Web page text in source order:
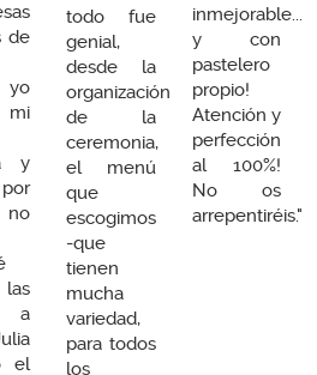
de
y
las
a
el
todo fue
genial,
desde la
organización
de la
ceremonia,
el menú
que
escogimos
-que
tienen
mucha
variedad,
para todos
los
inmejorable...
y con
pastelero
propio!
Atención y
perfección
al 100%!
No os
arrepentiréis."